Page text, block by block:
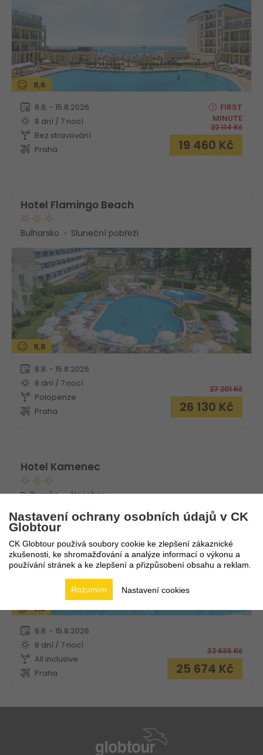
8,6
8.8. - 15.8.2026
8 dní / 7 nocí
Bez stravování
Praha
FIRST
MINUTE
22 114Kč
19 460 Kč
Hotel Flamingo Beach
Bulharsko Sluneční pobřeží
8,8
8.8. - 15.8.2026
8 dní / 7 nocí
Polopenze
Praha
27 201Kč
26 130 Kč
Hotel Kamenec
Bulharsko Nesebar
9,2
8.8. - 15.8.2026
8 dní / 7 nocí
All inclusive
Praha
32 635Kč
25 674 Kč
Nastavení ochrany osobních údajů v CK
Globtour
CK Globtour používá soubory cookie ke zlepšení zákaznické
zkušenosti, ke shromažďování a analýze informací o výkonu a
používání stránek a ke zlepšení a přizpůsobení obsahu a reklam.
Nastavení cookies
Rozumím